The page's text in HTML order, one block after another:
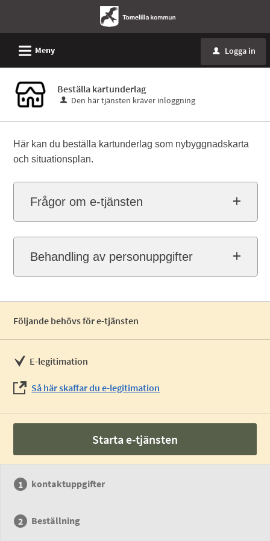
L Meny u Logga in
Beställa kartunderlag
Den här tjänsten kräver inloggning
Här kan du beställa kartunderlag som nybyggnadskarta
och situationsplan.
Frågor om e-tjänsten
Behandling av personuppgifter
Följande behövs för e-tjänsten
E-legitimation
Så här skaffar du e-legitimation
Starta e-tjänsten
kontaktuppgifter
Beställning